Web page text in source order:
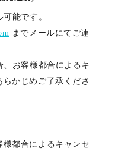
能です。
までメールにてご連
お客様都合によるキ
かじめご了承くださ
都合によるキャンセ